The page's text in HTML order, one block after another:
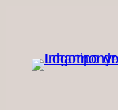
contenido